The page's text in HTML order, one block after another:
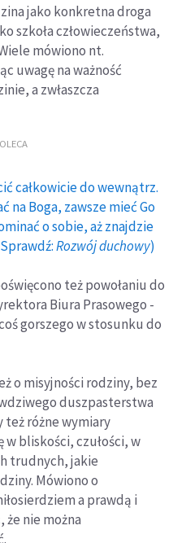
jako konkretna droga
szkoła człowieczeństwa,
mówiono nt.
uwagę na ważność
a zwłaszcza
całkowicie do wewnątrz.
na Boga, zawsze mieć Go
o sobie, aż znajdzie
Rozwój duchowy)
też powołaniu do
Biura Prasowego -
gorszego w stosunku do
o misyjności rodziny, bez
duszpasterstwa
też różne wymiary
w bliskości, czułości, w
trudnych, jakie
Mówiono o
a prawdą i
nie można